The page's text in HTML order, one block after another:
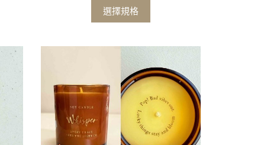
選擇規格
此
產
有
種
款
在